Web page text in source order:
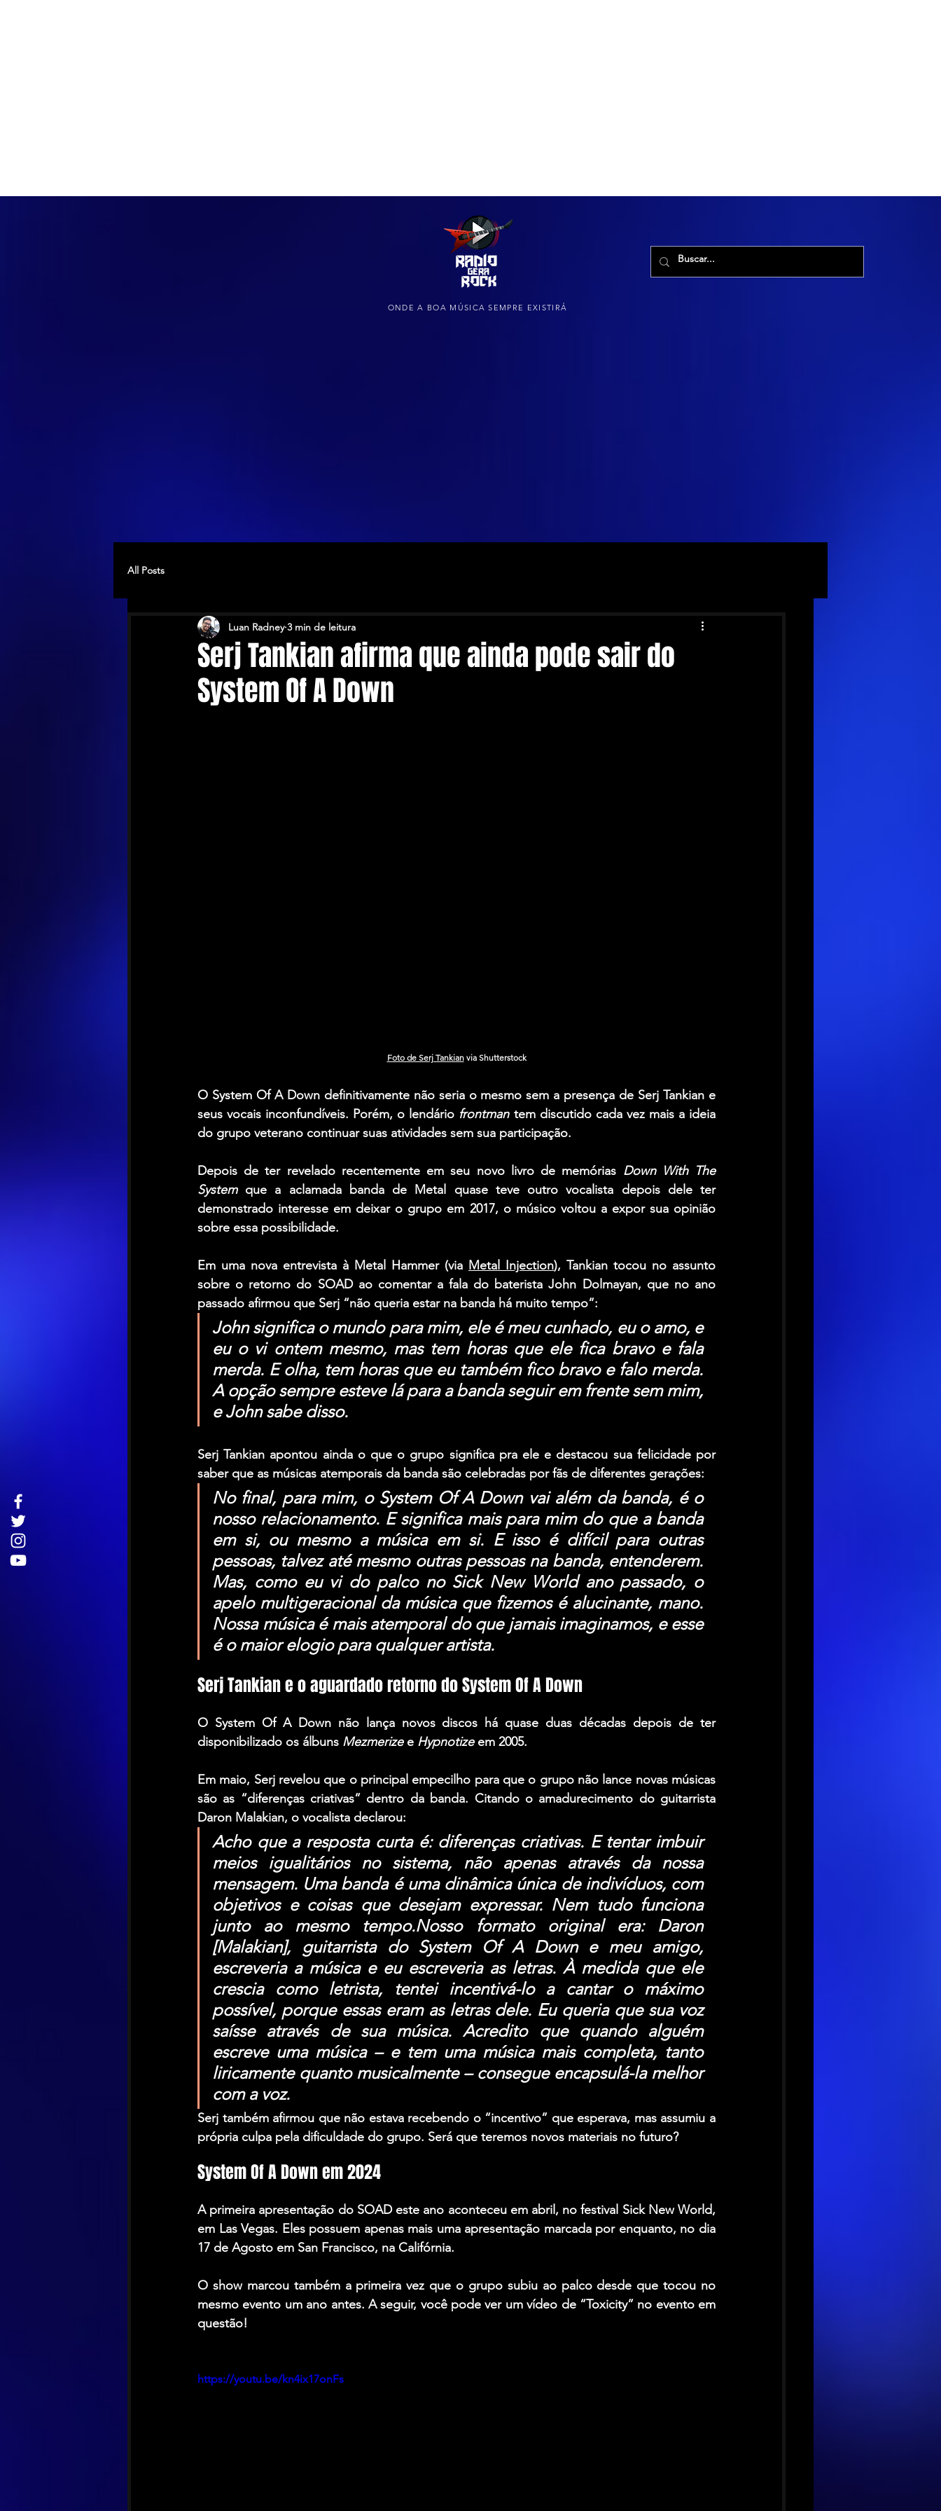
ONDE A BOA MÚSICA SEMPRE EXISTIRÁ
All Posts
Serj Tankian afirma que ainda pode sair do
System Of A Down
Luan Radney 3 min de leitura
Foto de Serj Tankian via Shutterstock
O System Of A Down definitivamente não seria o mesmo sem a presença de Serj Tankian e
seus vocais inconfundíveis. Porém, o lendário frontman tem discutido cada vez mais a ideia
do grupo veterano continuar suas atividades sem sua participação.
Depois de ter revelado recentemente em seu novo livro de memórias Down With The
System que a aclamada banda de Metal quase teve outro vocalista depois dele ter
demonstrado interesse em deixar o grupo em 2017, o músico voltou a expor sua opinião
sobre essa possibilidade.
Em uma nova entrevista à Metal Hammer (via Metal Injection), Tankian tocou no assunto
sobre o retorno do SOAD ao comentar a fala do baterista John Dolmayan, que no ano
passado afirmou que Serj “não queria estar na banda há muito tempo”:
John significa o mundo para mim, ele é meu cunhado, eu o amo, e
eu o vi ontem mesmo, mas tem horas que ele fica bravo e fala
merda. E olha, tem horas que eu também fico bravo e falo merda.
A opção sempre esteve lá para a banda seguir em frente sem mim,
e John sabe disso.
Serj Tankian apontou ainda o que o grupo significa pra ele e destacou sua felicidade por
saber que as músicas atemporais da banda são celebradas por fãs de diferentes gerações:
No final, para mim, o System Of A Down vai além da banda, é o
nosso relacionamento. E significa mais para mim do que a banda
em si, ou mesmo a música em si. E isso é difícil para outras
pessoas, talvez até mesmo outras pessoas na banda, entenderem.
Mas, como eu vi do palco no Sick New World ano passado, o
apelo multigeracional da música que fizemos é alucinante, mano.
Nossa música é mais atemporal do que jamais imaginamos, e esse
é o maior elogio para qualquer artista.
Serj Tankian e o aguardado retorno do System Of A Down
O System Of A Down não lança novos discos há quase duas décadas depois de ter
disponibilizado os álbuns Mezmerize e Hypnotize em 2005.
Em maio, Serj revelou que o principal empecilho para que o grupo não lance novas músicas
Daron Malakian, o vocalista declarou:
Acho que a resposta curta é: diferenças criativas. E tentar imbuir
meios igualitários no sistema, não apenas através da nossa
mensagem. Uma banda é uma dinâmica única de indivíduos, com
objetivos e coisas que desejam expressar. Nem tudo funciona
junto ao mesmo tempo.Nosso formato original era: Daron
[Malakian], guitarrista do System Of A Down e meu amigo,
escreveria a música e eu escreveria as letras. À medida que ele
crescia como letrista, tentei incentivá-lo a cantar o máximo
possível, porque essas eram as letras dele. Eu queria que sua voz
saísse através de sua música. Acredito que quando alguém
escreve uma música – e tem uma música mais completa, tanto
liricamente quanto musicalmente – consegue encapsulá-la melhor
com a voz.
Serj também afirmou que não estava recebendo o “incentivo” que esperava, mas assumiu a
própria culpa pela dificuldade do grupo. Será que teremos novos materiais no futuro?
System Of A Down em 2024
A primeira apresentação do SOAD este ano aconteceu em abril, no festival Sick New World,
em Las Vegas. Eles possuem apenas mais uma apresentação marcada por enquanto, no dia
17 de Agosto em San Francisco, na Califórnia.
O show marcou também a primeira vez que o grupo subiu ao palco desde que tocou no
mesmo evento um ano antes. A seguir, você pode ver um vídeo de “Toxicity” no evento em
questão!
https://youtu.be/kn4ix17onFs